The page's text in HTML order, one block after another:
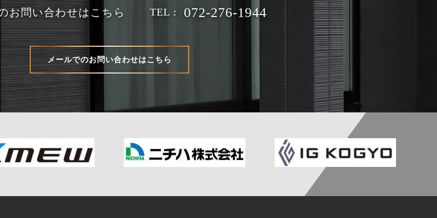
お問い合わせはこちら 072-276-1944
メールでのお問い合わせはこちら